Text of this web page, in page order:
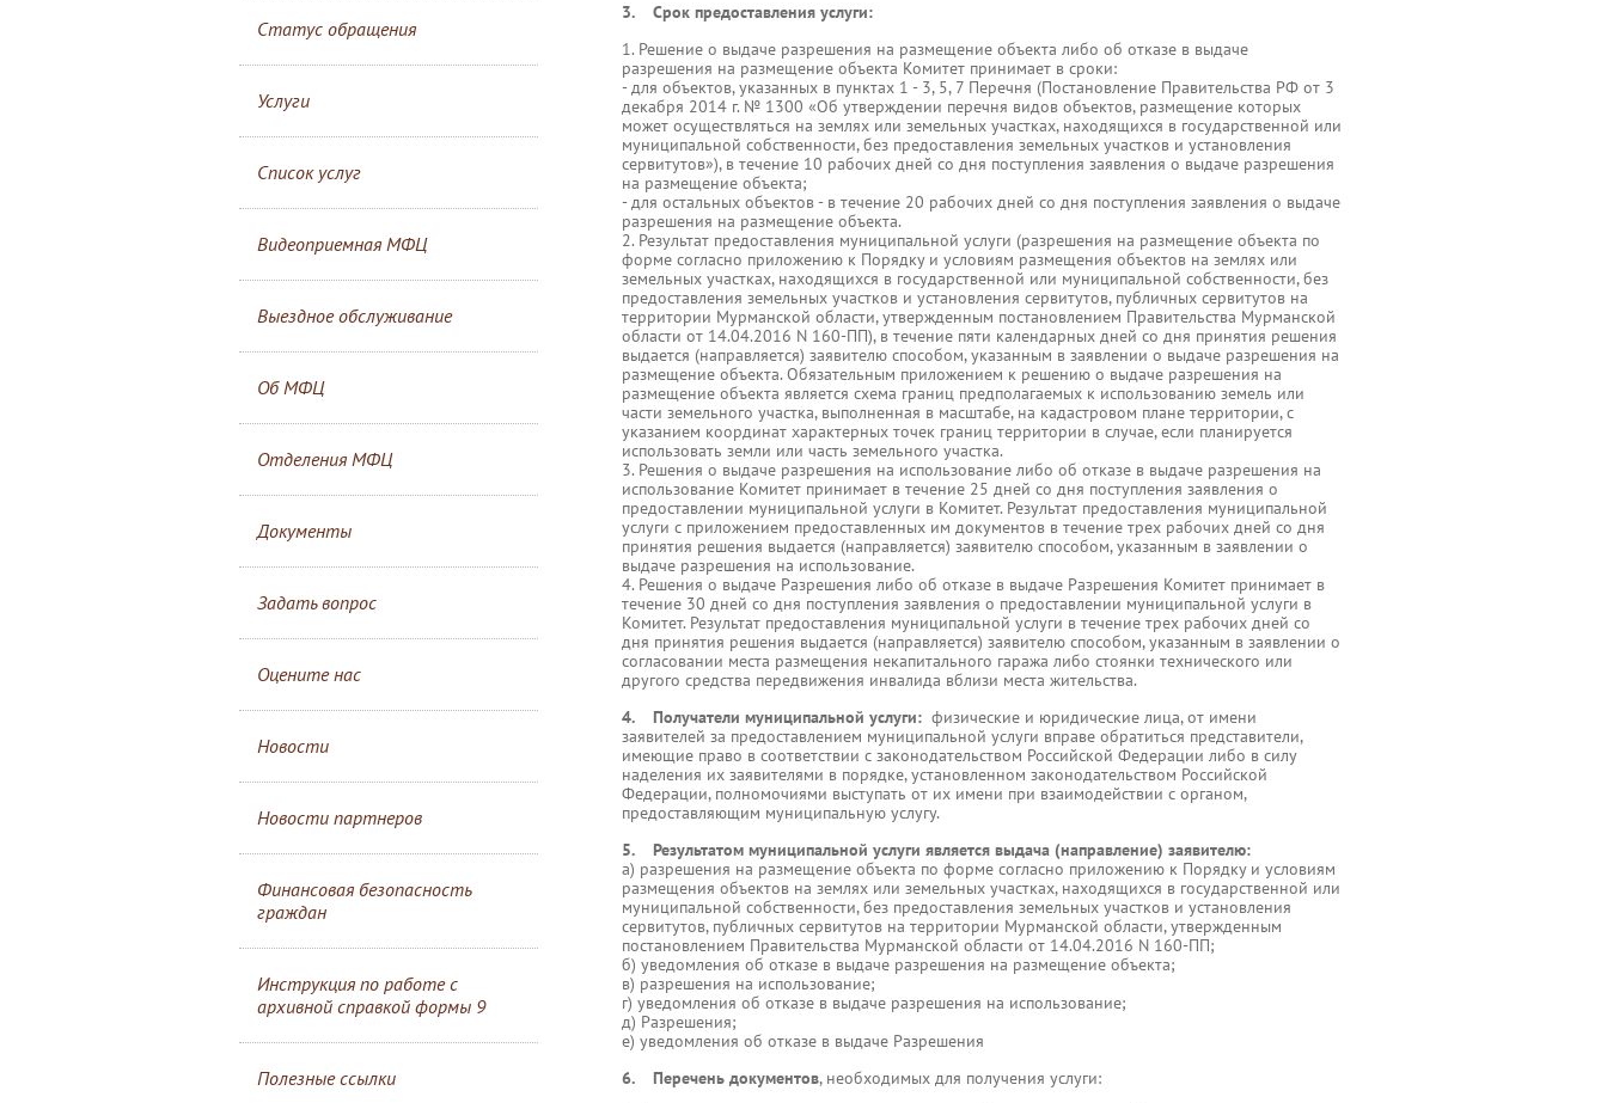
Статус обращения
Услуги
Список услуг
Видеоприемная МФЦ
Выездное обслуживание
Об МФЦ
Отделения МФЦ
Документы
Задать вопрос
Оцените нас
Новости
Новости партнеров
Финансовая безопасность
граждан
Инструкция по работе с
архивной справкой формы 9
Полезные ссылки
3. Срок предоставления услуги:
1. Решение о выдаче разрешения на размещение объекта либо об отказе в выдаче
разрешения на размещение объекта Комитет принимает в сроки:
- для объектов, указанных в пунктах 1 - 3, 5, 7 Перечня (Постановление Правительства РФ от 3
декабря 2014 г. № 1300 «Об утверждении перечня видов объектов, размещение которых
может осуществляться на землях или земельных участках, находящихся в государственной или
муниципальной собственности, без предоставления земельных участков и установления
сервитутов»), в течение 10 рабочих дней со дня поступления заявления о выдаче разрешения
на размещение объекта;
- для остальных объектов - в течение 20 рабочих дней со дня поступления заявления о выдаче
разрешения на размещение объекта.
2. Результат предоставления муниципальной услуги (разрешения на размещение объекта по
форме согласно приложению к Порядку и условиям размещения объектов на землях или
земельных участках, находящихся в государственной или муниципальной собственности, без
предоставления земельных участков и установления сервитутов, публичных сервитутов на
территории Мурманской области, утвержденным постановлением Правительства Мурманской
области от 14.04.2016 N 160-ПП), в течение пяти календарных дней со дня принятия решения
выдается (направляется) заявителю способом, указанным в заявлении о выдаче разрешения на
размещение объекта. Обязательным приложением к решению о выдаче разрешения на
размещение объекта является схема границ предполагаемых к использованию земель или
части земельного участка, выполненная в масштабе, на кадастровом плане территории, с
указанием координат характерных точек границ территории в случае, если планируется
использовать земли или часть земельного участка.
3. Решения о выдаче разрешения на использование либо об отказе в выдаче разрешения на
использование Комитет принимает в течение 25 дней со дня поступления заявления о
предоставлении муниципальной услуги в Комитет. Результат предоставления муниципальной
услуги с приложением предоставленных им документов в течение трех рабочих дней со дня
принятия решения выдается (направляется) заявителю способом, указанным в заявлении о
выдаче разрешения на использование.
4. Решения о выдаче Разрешения либо об отказе в выдаче Разрешения Комитет принимает в
течение 30 дней со дня поступления заявления о предоставлении муниципальной услуги в
Комитет. Результат предоставления муниципальной услуги в течение трех рабочих дней со
дня принятия решения выдается (направляется) заявителю способом, указанным в заявлении о
согласовании места размещения некапитального гаража либо стоянки технического или
другого средства передвижения инвалида вблизи места жительства.
4. Получатели муниципальной услуги: физические и юридические лица, от имени
заявителей за предоставлением муниципальной услуги вправе обратиться представители,
имеющие право в соответствии с законодательством Российской Федерации либо в силу
наделения их заявителями в порядке, установленном законодательством Российской
Федерации, полномочиями выступать от их имени при взаимодействии с органом,
предоставляющим муниципальную услугу.
5. Результатом муниципальной услуги является выдача (направление) заявителю:
а) разрешения на размещение объекта по форме согласно приложению к Порядку и условиям
размещения объектов на землях или земельных участках, находящихся в государственной или
муниципальной собственности, без предоставления земельных участков и установления
сервитутов, публичных сервитутов на территории Мурманской области, утвержденным
постановлением Правительства Мурманской области от 14.04.2016 N 160-ПП;
б) уведомления об отказе в выдаче разрешения на размещение объекта;
в) разрешения на использование;
г) уведомления об отказе в выдаче разрешения на использование;
д) Разрешения;
е) уведомления об отказе в выдаче Разрешения
6. Перечень документов, необходимых для получения услуги: